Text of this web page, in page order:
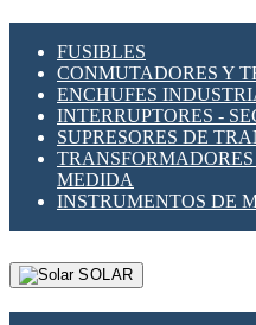
FUSIBLES
CONMUTADORES Y
ENCHUFES
INTERRUPTORES -
SUPRESORES DE
MEDIDA
INSTRUMENTOS DE
SOLAR